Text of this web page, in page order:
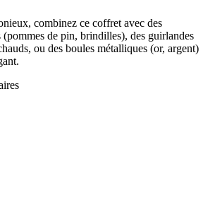
combinez ce coffret avec des
(pommes de pin, brindilles), des guirlandes
ou des boules métalliques (or, argent)